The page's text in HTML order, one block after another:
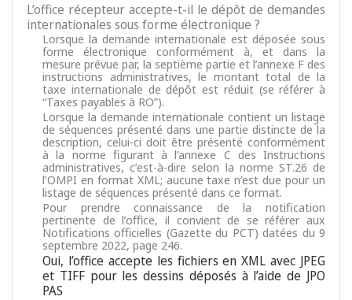
L’office récepteur accepte-t-il le dépôt de demandes
internationales sous forme électronique ?
Lorsque la demande internationale est déposée sous
forme électronique conformément à, et dans la
mesure prévue par, la septième partie et l’annexe F des
instructions administratives, le montant total de la
taxe internationale de dépôt est réduit (se référer à
“Taxes payables à RO”).
Lorsque la demande internationale contient un listage
de séquences présenté dans une partie distincte de la
description, celui-ci doit être présenté conformément
à la norme figurant à l’annexe C des Instructions
administratives, c’est-à-dire selon la norme ST.26 de
l’OMPI en format XML; aucune taxe n’est due pour un
listage de séquences présenté dans ce format.
Pour prendre connaissance de la notification
pertinente de l’office, il convient de se référer aux
Notifications officielles (Gazette du PCT) datées du 9
septembre 2022, page 246.
Oui, l’office accepte les fichiers en XML avec JPEG
et TIFF pour les dessins déposés à l’aide de JPO
PAS